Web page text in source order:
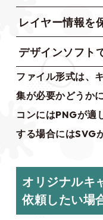
レイヤー情報を
デザインソフト
ファイル形式は、
集が必要かどうか
コンにはPNGが適
する場合にはSVG
オリジナルキ
依頼したい場